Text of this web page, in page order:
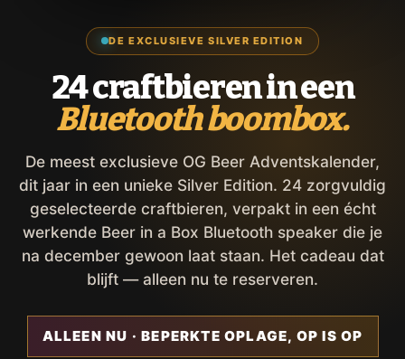
DE EXCLUSIEVE SILVER EDITION
24 craftbieren in een
Bluetooth boombox.
De meest exclusieve OG Beer Adventskalender,
dit jaar in een unieke Silver Edition. 24 zorgvuldig
geselecteerde craftbieren, verpakt in een écht
werkende Beer in a Box Bluetooth speaker die je
na december gewoon laat staan. Het cadeau dat
blijft — alleen nu te reserveren.
ALLEEN NU · BEPERKTE OPLAGE, OP IS OP